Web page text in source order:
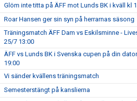
Glöm inte titta på ÄFF mot Lunds BK i kväll kl
Roar Hansen ger sin syn på herrarnas säsong
Träningsmatch ÄFF Dam vs Eskilsminne -
25/7 13:00
ÄFF vs Lunds BK i Svenska cupen på din
19:00
Vi sänder kvällens träningsmatch
Semesterstängt på kanslierna